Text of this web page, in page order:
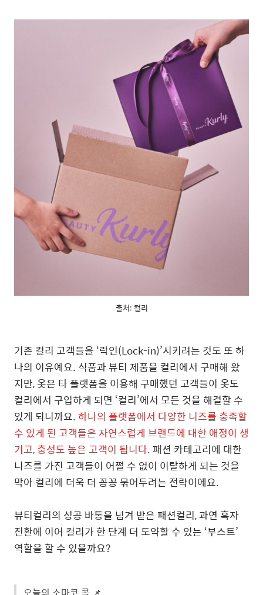
출처: 컬리
기존 컬리 고객들을 ‘락인(Lock-in)’시키려는 것도 또 하
나의 이유예요. 식품과 뷰티 제품을 컬리에서 구매해 왔
지만, 옷은 타 플랫폼을 이용해 구매했던 고객들이 옷도
컬리에서 구입하게 되면 ‘컬리’에서 모든 것을 해결할 수
있게 되니까요.하나의 플랫폼에서 다양한 니즈를 충족할
수 있게 된 고객들은 자연스럽게 브랜드에 대한 애정이 생
기고, 충성도 높은 고객이 됩니다.패션 카테고리에 대한
니즈를 가진 고객들이 어쩔 수 없이 이탈하게 되는 것을
막아 컬리에 더욱 더 꽁꽁 묶어두려는 전략이에요.
뷰티컬리의 성공 바통을 넘겨 받은 패션컬리, 과연 흑자
전환에 이어 컬리가 한 단계 더 도약할 수 있는 ‘부스트’
역할을 할 수 있을까요?